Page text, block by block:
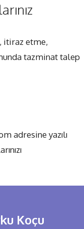
itiraz etme,
tazminat talep
adresine yazılı
Koçu